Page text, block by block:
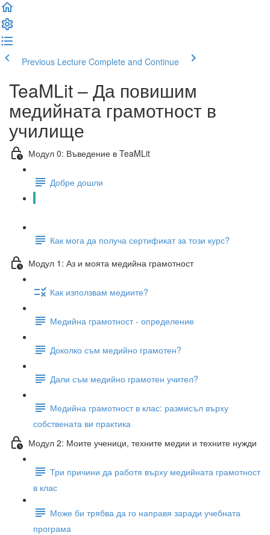
Previous Lecture Complete and Continue
TeaMLit – Да повишим
медийната грамотност в
училище
Модул 0: Въведение в TeaMLit
Добре дошли
Как мога да получа сертификат за този курс?
Модул 1: Аз и моята медийна грамотност
Как използвам медиите?
Медийна грамотност - определение
Доколко съм медийно грамотен?
Дали съм медийно грамотен учител?
Медийна грамотност в клас: размисъл върху
собствената ви практика
Модул 2: Моите ученици, техните медии и техните нужди
Три причини да работя върху медийната грамотност
в клас
Може би трябва да го направя заради учебната
програма